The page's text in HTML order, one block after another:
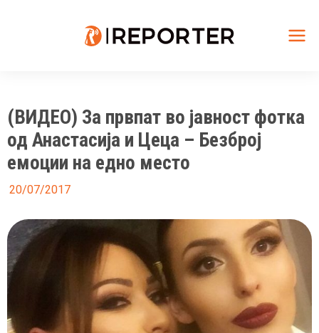
(ВИДЕО) За првпат во јавност фотка
од Анастасија и Цеца – Безброј
емоции на едно место
20/07/2017